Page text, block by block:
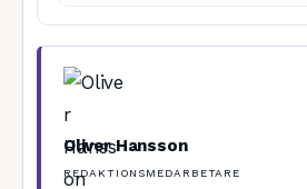
Oliver Hansson
REDAKTIONSMEDARBETARE